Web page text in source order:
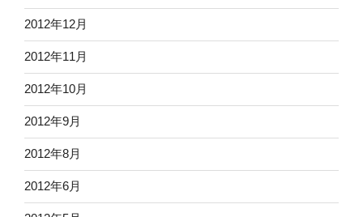
2012年12月
2012年11月
2012年10月
2012年9月
2012年8月
2012年6月